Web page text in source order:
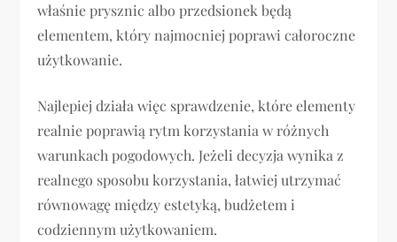
właśnie prysznic albo przedsionek będą
elementem, który najmocniej poprawi całoroczne
użytkowanie.
Najlepiej działa więc sprawdzenie, które elementy
realnie poprawią rytm korzystania w różnych
warunkach pogodowych. Jeżeli decyzja wynika z
realnego sposobu korzystania, łatwiej utrzymać
równowagę między estetyką, budżetem i
codziennym użytkowaniem.